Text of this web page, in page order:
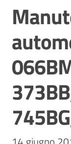
Stazioni
appaltanti
Contatti
Salta al contenuto